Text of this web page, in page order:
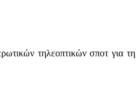
τηλεοπτικών σποτ για τη